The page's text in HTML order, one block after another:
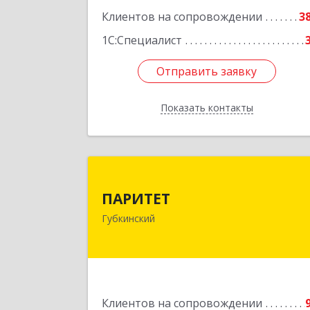
Клиентов на сопровождении
1С:Специалист
Отправить заявку
Показать контакты
Отправить заявку
Назад
ПАРИТЕТ
Губкинский
Клиентов на сопровождении
Губкинский г, 9-й мкр, дом № 35, оф.1